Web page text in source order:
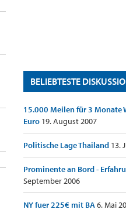
BELIEBTESTE
15.000 Meilen für 3 Monate
Euro 19. August 2007
Politische Lage Thailand 13.
Prominente an Bord -
September 2006
NY fuer 225€ mit BA6. Mai